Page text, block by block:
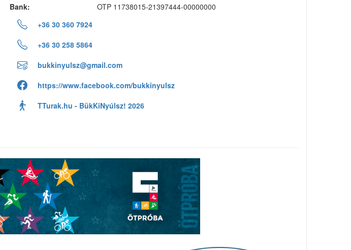
Bank:
OTP 11738015-21397444-00000000
+36 30 360 7924
+36 30 258 5864
bukkinyulsz@gmail.com
https://www.facebook.com/bukkinyulsz
TTurak.hu - BükKiNyúlsz! 2026